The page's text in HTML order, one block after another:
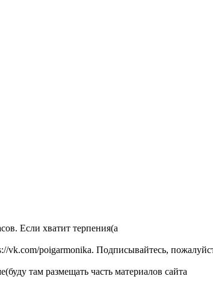
Если хватит терпения(а
poigarmonika. Подписывайтесь,
там размещать часть материалов сайта